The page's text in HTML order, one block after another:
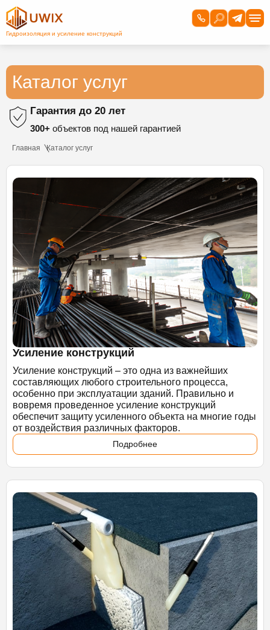
Каталог услуг
Гарантия до 20 лет
300+ объектов под нашей гарантией
Главная Каталог услуг
Усиление конструкций
Усиление конструкций – это одна из важнейших
составляющих любого строительного процесса,
особенно при эксплуатации зданий. Правильно и
вовремя проведенное усиление конструкций
обеспечит защиту усиленного объекта на многие годы
от воздействия различных факторов.
Подробнее